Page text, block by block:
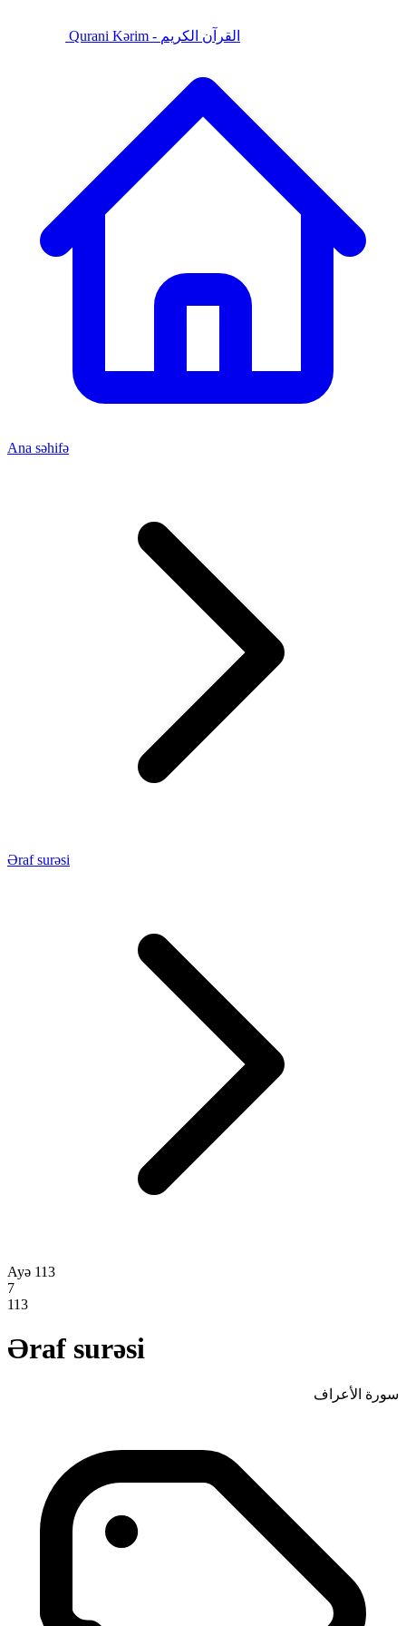
Qurani Kərim - القرآن الكريم
Ana səhifə
Əraf surəsi
Ayə 113
7
113
Əraf surəsi
سورة الأعراف